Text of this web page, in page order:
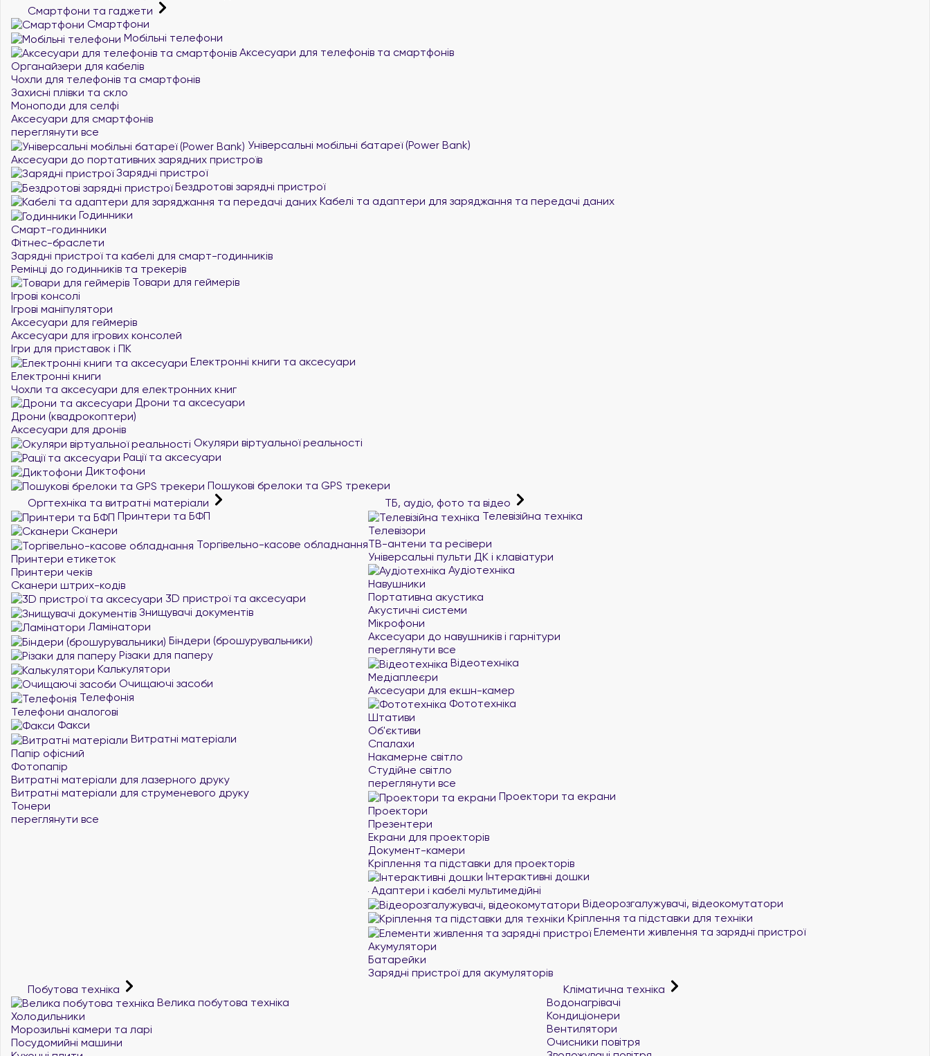
Смартфони та гаджети
Смартфони
Мобільні телефони
Аксесуари для телефонів та смартфонів
Органайзери для кабелів
Чохли для телефонів та смартфонів
Захисні плівки та скло
Моноподи для селфі
Аксесуари для смартфонів
переглянути все
Універсальні мобільні батареї (Power Bank)
Аксесуари до портативних зарядних пристроїв
Зарядні пристрої
Бездротові зарядні пристрої
Кабелі та адаптери для заряджання та передачі даних
Годинники
Смарт-годинники
Фітнес-браслети
Зарядні пристрої та кабелі для смарт-годинників
Ремінці до годинників та трекерів
Товари для геймерів
Ігрові консолі
Ігрові маніпулятори
Аксесуари для геймерів
Аксесуари для ігрових консолей
Ігри для приставок і ПК
Електронні книги та аксесуари
Електронні книги
Чохли та аксесуари для електронних книг
Дрони та аксесуари
Дрони (квадрокоптери)
Аксесуари для дронів
Окуляри віртуальної реальності
Рації та аксесуари
Диктофони
Пошукові брелоки та GPS трекери
Оргтехніка та витратні матеріали
Принтери та БФП
Сканери
Торгівельно-касове обладнання
Принтери етикеток
Принтери чеків
Сканери штрих-кодів
3D пристрої та аксесуари
Знищувачі документів
Ламінатори
Біндери (брошурувальники)
Різаки для паперу
Калькулятори
Очищаючі засоби
Телефонія
Телефони аналогові
Факси
Витратні матеріали
Папір офісний
Фотопапір
Витратні матеріали для лазерного друку
Витратні матеріали для струменевого друку
Тонери
переглянути все
ТБ, аудіо, фото та відео
Телевізійна техніка
Телевізори
ТВ-антени та ресівери
Універсальні пульти ДК і клавіатури
Аудіотехніка
Навушники
Портативна акустика
Акустичні системи
Мікрофони
Аксесуари до навушників і гарнітури
переглянути все
Відеотехніка
Медіаплеєри
Аксесуари для екшн-камер
Фототехніка
Штативи
Об'єктиви
Спалахи
Накамерне світло
Студійне світло
переглянути все
Проектори та екрани
Проектори
Презентери
Екрани для проекторів
Документ-камери
Кріплення та підставки для проекторів
Інтерактивні дошки
Адаптери і кабелі мультимедійні
Відеорозгалужувачі, відеокомутатори
Кріплення та підставки для техніки
Елементи живлення та зарядні пристрої
Акумулятори
Батарейки
Зарядні пристрої для акумуляторів
Побутова техніка
Велика побутова техніка
Холодильники
Морозильні камери та ларі
Посудомийні машини
Кліматична техніка
Водонагрівачі
Кондиціонери
Вентилятори
Очисники повітря